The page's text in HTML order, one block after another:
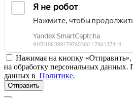
Нажимая на кнопку «Отправить»,
на обработку персональных данных.
данных в Политике.
Отправить